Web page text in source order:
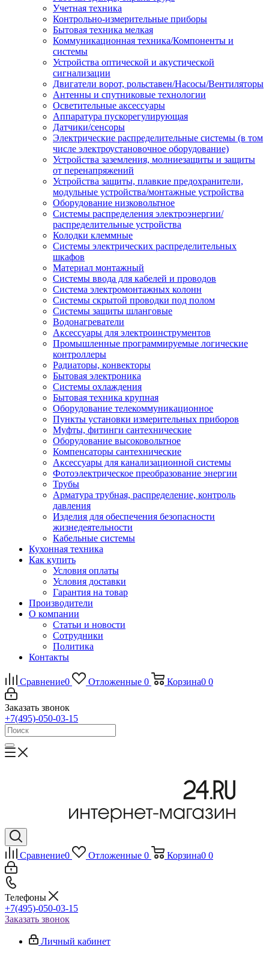
Учетная техника
Контрольно-измерительные приборы
Бытовая техника мелкая
Коммуникационная техника/Компоненты и
системы
Устройства оптической и акустической
сигнализации
Двигатели ворот, рольставен/Насосы/Вентиляторы
Антенны и спутниковые технологии
Осветительные аксессуары
Аппаратура пускорегулирующая
Датчики/сенсоры
Электрические распределительные системы (в том
числе электроустановочное оборудование)
Устройства заземления, молниезащиты и защиты
от перенапряжений
Устройства защиты, плавкие предохранители,
модульные устройства/монтажные устройства
Оборудование низковольтное
Системы распределения электроэнергии/
распределительные устройства
Колодки клеммные
Системы электрических распределительных
шкафов
Материал монтажный
Системы ввода для кабелей и проводов
Система электромонтажных колонн
Системы скрытой проводки под полом
Системы защиты шланговые
Водонагреватели
Аксессуары для электроинструментов
Промышленные программируемые логические
контроллеры
Радиаторы, конвекторы
Бытовая электроника
Системы охлаждения
Бытовая техника крупная
Оборудование телекоммуникационное
Пункты установки измерительных приборов
Муфты, фитинги сантехнические
Оборудование высоковольтное
Компенсаторы сантехнические
Аксессуары для канализационной системы
Фотоэлектрическое преобразование энергии
Трубы
Арматура трубная, распределение, контроль
давления
Изделия для обеспечения безопасности
жизнедеятельности
Кабельные системы
Кухонная техника
Как купить
Условия оплаты
Условия доставки
Гарантия на товар
Производители
О компании
Статьи и новости
Сотрудники
Политика
Контакты
Сравнение0 Отложенные 0 Корзина0 0
Заказать звонок
+7(495)-050-03-15
Сравнение0 Отложенные 0 Корзина0 0
Телефоны
+7(495)-050-03-15
Заказать звонок
Личный кабинет